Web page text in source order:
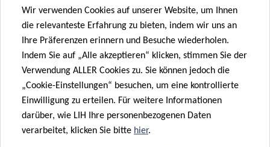
Mit dem Absenden Ihrer Nachricht erklären Sie
Wir verwenden Cookies auf unserer Website, um Ihnen
die relevanteste Erfahrung zu bieten, indem wir uns an
Ihre Präferenzen erinnern und Besuche wiederholen.
Indem Sie auf „Alle akzeptieren“ klicken, stimmen Sie der
Verwendung ALLER Cookies zu. Sie können jedoch die
„Cookie-Einstellungen“ besuchen, um eine kontrollierte
Einwilligung zu erteilen. Für weitere Informationen
darüber, wie LIH Ihre personenbezogenen Daten
verarbeitet, klicken Sie bitte hier.